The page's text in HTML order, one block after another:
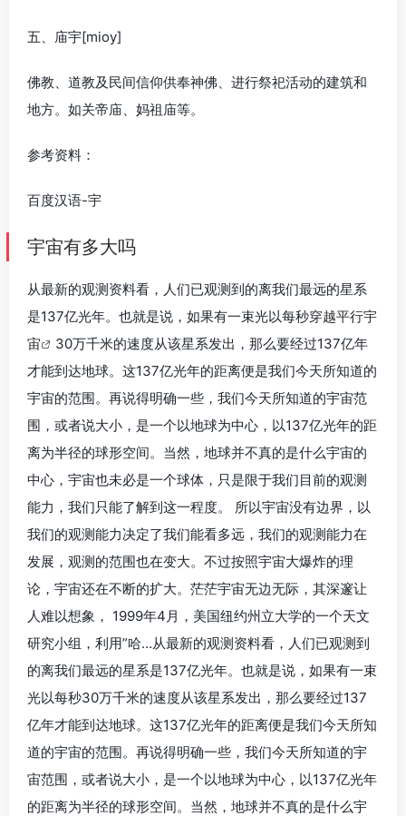
五、庙宇[mioy]
佛教、道教及民间信仰供奉神佛、进行祭祀活动的建筑和
地方。如关帝庙、妈祖庙等。
参考资料：
百度汉语-宇
宇宙有多大吗
从最新的观测资料看，人们已观测到的离我们最远的星系
是137亿光年。也就是说，如果有一束光以每秒穿越平行宇
宙
30万千米的速度从该星系发出，那么要经过137亿年
才能到达地球。这137亿光年的距离便是我们今天所知道的
宇宙的范围。再说得明确一些，我们今天所知道的宇宙范
围，或者说大小，是一个以地球为中心，以137亿光年的距
离为半径的球形空间。当然，地球并不真的是什么宇宙的
中心，宇宙也未必是一个球体，只是限于我们目前的观测
能力，我们只能了解到这一程度。 所以宇宙没有边界，以
我们的观测能力决定了我们能看多远，我们的观测能力在
发展，观测的范围也在变大。不过按照宇宙大爆炸的理
论，宇宙还在不断的扩大。茫茫宇宙无边无际，其深邃让
人难以想象， 1999年4月，美国纽约州立大学的一个天文
研究小组，利用”哈…从最新的观测资料看，人们已观测到
的离我们最远的星系是137亿光年。也就是说，如果有一束
光以每秒30万千米的速度从该星系发出，那么要经过137
亿年才能到达地球。这137亿光年的距离便是我们今天所知
道的宇宙的范围。再说得明确一些，我们今天所知道的宇
宙范围，或者说大小，是一个以地球为中心，以137亿光年
的距离为半径的球形空间。当然，地球并不真的是什么宇